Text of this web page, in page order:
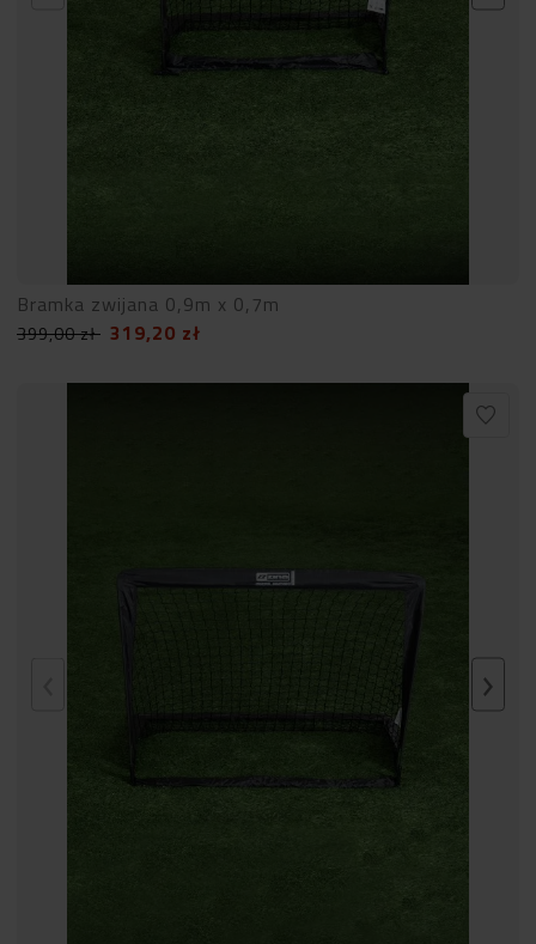
Bramka zwijana 0,9m x 0,7m
399,00zł 319,20 zł